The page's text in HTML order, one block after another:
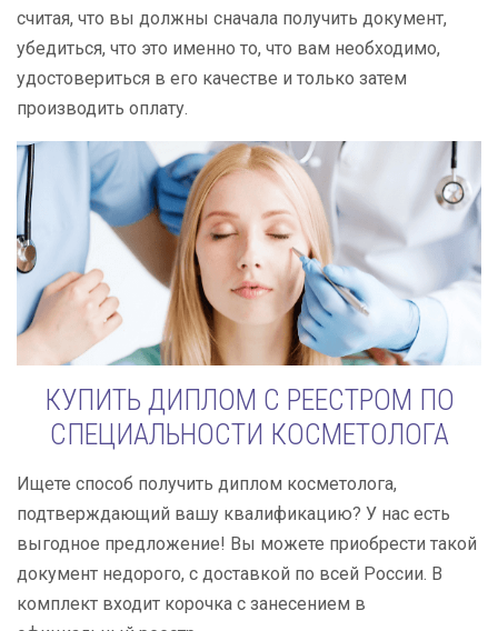
считая, что вы должны сначала получить документ,
убедиться, что это именно то, что вам необходимо,
удостовериться в его качестве и только затем
производить оплату.
КУПИТЬ ДИПЛОМ С РЕЕСТРОМ ПО
СПЕЦИАЛЬНОСТИ КОСМЕТОЛОГА
Ищете способ получить диплом косметолога,
подтверждающий вашу квалификацию? У нас есть
выгодное предложение! Вы можете приобрести такой
документ недорого, с доставкой по всей России. В
комплект входит корочка с занесением в